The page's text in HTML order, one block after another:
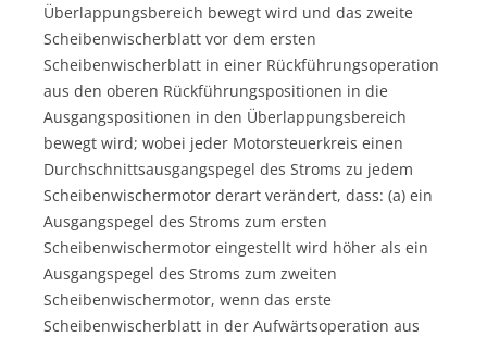
Überlappungsbereich bewegt wird und das zweite
Scheibenwischerblatt vor dem ersten
Scheibenwischerblatt in einer Rückführungsoperation
aus den oberen Rückführungspositionen in die
Ausgangspositionen in den Überlappungsbereich
bewegt wird; wobei jeder Motorsteuerkreis einen
Durchschnittsausgangspegel des Stroms zu jedem
Scheibenwischermotor derart verändert, dass: (a) ein
Ausgangspegel des Stroms zum ersten
Scheibenwischermotor eingestellt wird höher als ein
Ausgangspegel des Stroms zum zweiten
Scheibenwischermotor, wenn das erste
Scheibenwischerblatt in der Aufwärtsoperation aus